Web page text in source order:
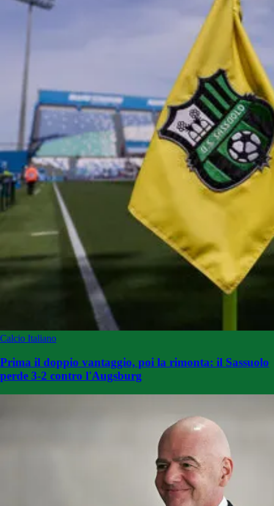
Calcio Italiano
Prima il doppio vantaggio, poi la rimonta: il Sassuolo
perde 3-2 contro l'Augsburg